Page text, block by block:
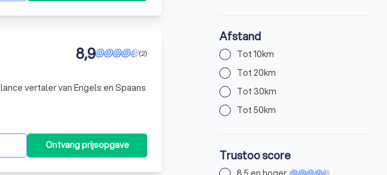
(2)
8,9
vertaler van Engels en Spaans
Ontvang prijsopgave
Afstand
Tot 10km
Tot 20km
Tot 30km
Tot 50km
Trustoo score